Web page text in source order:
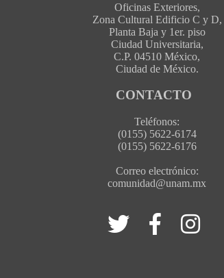
Oficinas Exteriores,
Zona Cultural Edificio C y D,
Planta Baja y 1er. piso
Ciudad Universitaria,
C.P. 04510 México,
Ciudad de México.
CONTACTO
Teléfonos:
(0155) 5622-6174
(0155) 5622-6176
Correo electrónico:
comunidad@unam.mx